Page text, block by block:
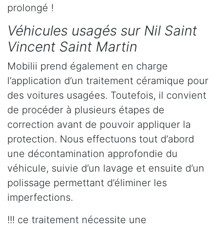
prolongé !
Véhicules usagés sur Nil Saint
Vincent Saint Martin
Mobilii prend également en charge
l’application d’un traitement céramique pour
des voitures usagées. Toutefois, il convient
de procéder à plusieurs étapes de
correction avant de pouvoir appliquer la
protection. Nous effectuons tout d’abord
une décontamination approfondie du
véhicule, suivie d’un lavage et ensuite d’un
polissage permettant d’éliminer les
imperfections.
!!! ce traitement nécessite une